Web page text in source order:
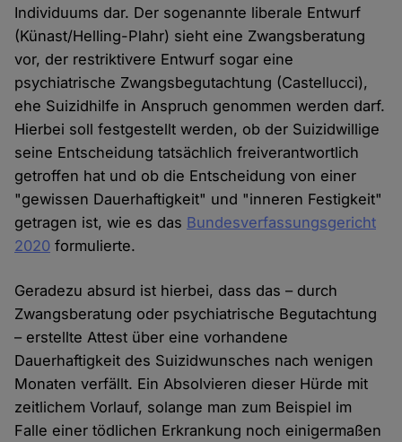
Individuums dar. Der sogenannte liberale Entwurf
(Künast/Helling-Plahr) sieht eine Zwangsberatung
vor, der restriktivere Entwurf sogar eine
psychiatrische Zwangsbegutachtung (Castellucci),
ehe Suizidhilfe in Anspruch genommen werden darf.
Hierbei soll festgestellt werden, ob der Suizidwillige
seine Entscheidung tatsächlich freiverantwortlich
getroffen hat und ob die Entscheidung von einer
"gewissen Dauerhaftigkeit" und "inneren Festigkeit"
getragen ist, wie es das Bundesverfassungsgericht
2020 formulierte.
Geradezu absurd ist hierbei, dass das – durch
Zwangsberatung oder psychiatrische Begutachtung
– erstellte Attest über eine vorhandene
Dauerhaftigkeit des Suizidwunsches nach wenigen
Monaten verfällt. Ein Absolvieren dieser Hürde mit
zeitlichem Vorlauf, solange man zum Beispiel im
Falle einer tödlichen Erkrankung noch einigermaßen